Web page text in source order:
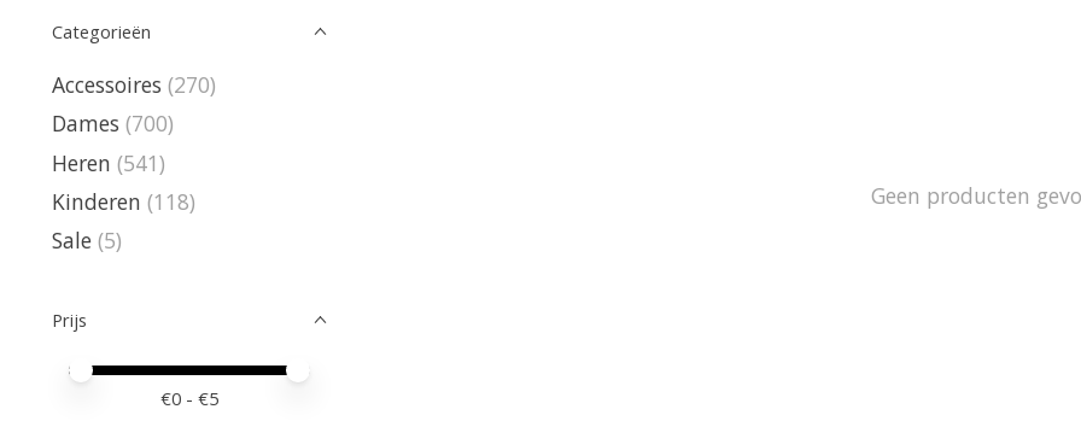
Categorieën
Accessoires (270)
Dames (700)
Heren (541)
Kinderen (118)
Sale (5)
Prijs
Minimale prijswaarde
Price maximum value
€0 - €5
Geen producten